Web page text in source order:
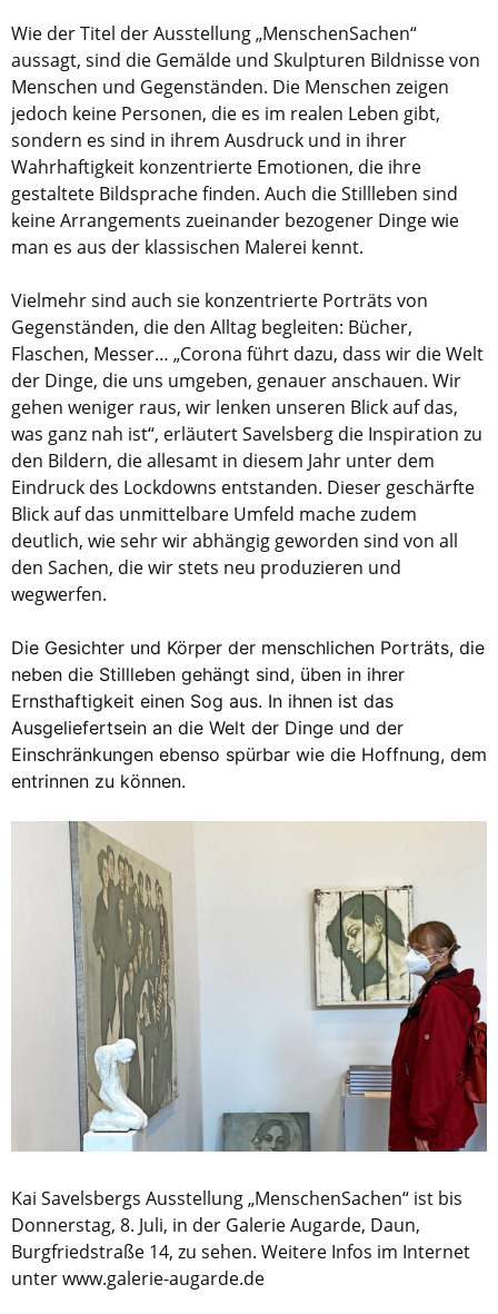
Wie der Titel der Ausstellung „MenschenSachen“
aussagt, sind die Gemälde und Skulpturen Bildnisse von
Menschen und Gegenständen. Die Menschen zeigen
jedoch keine Personen, die es im realen Leben gibt,
sondern es sind in ihrem Ausdruck und in ihrer
Wahrhaftigkeit konzentrierte Emotionen, die ihre
gestaltete Bildsprache finden. Auch die Stillleben sind
keine Arrangements zueinander bezogener Dinge wie
man es aus der klassischen Malerei kennt.
Vielmehr sind auch sie konzentrierte Porträts von
Gegenständen, die den Alltag begleiten: Bücher,
Flaschen, Messer… „Corona führt dazu, dass wir die Welt
der Dinge, die uns umgeben, genauer anschauen. Wir
gehen weniger raus, wir lenken unseren Blick auf das,
was ganz nah ist“, erläutert Savelsberg die Inspiration zu
den Bildern, die allesamt in diesem Jahr unter dem
Eindruck des Lockdowns entstanden. Dieser geschärfte
Blick auf das unmittelbare Umfeld mache zudem
deutlich, wie sehr wir abhängig geworden sind von all
den Sachen, die wir stets neu produzieren und
wegwerfen.
Die Gesichter und Körper der menschlichen Porträts, die
neben die Stillleben gehängt sind, üben in ihrer
Ernsthaftigkeit einen Sog aus. In ihnen ist das
Ausgeliefertsein an die Welt der Dinge und der
Einschränkungen ebenso spürbar wie die Hoffnung, dem
entrinnen zu können.
Kai Savelsbergs Ausstellung „MenschenSachen“ ist bis
Donnerstag, 8. Juli, in der Galerie Augarde, Daun,
Burgfriedstraße 14, zu sehen. Weitere Infos im Internet
unter www.galerie-augarde.de